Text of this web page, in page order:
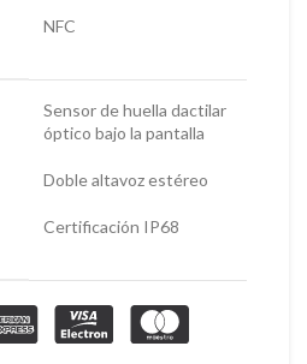
NFC
Sensor de huella dactilar
óptico bajo la pantalla
Doble altavoz estéreo
Certificación IP68